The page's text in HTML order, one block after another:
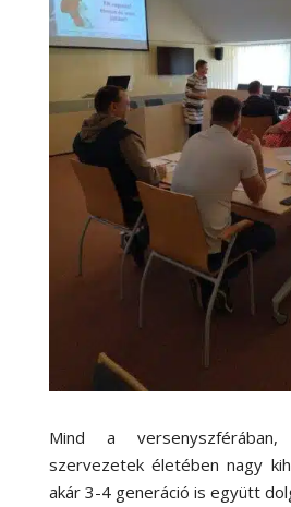
Mind a
szervezetek életében nagy
akár 3-4 generáció is együtt